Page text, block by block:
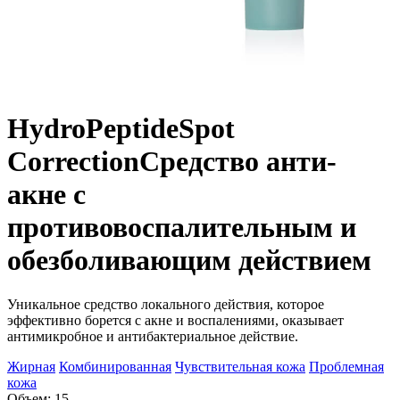
HydroPeptideSpot
CorrectionСредство анти-
акне с
противовоспалительным и
обезболивающим действием
Уникальное средство локального действия, которое
эффективно борется с акне и воспалениями, оказывает
антимикробное и антибактериальное действие.
Жирная Комбинированная Чувствительная кожа Проблемная
кожа